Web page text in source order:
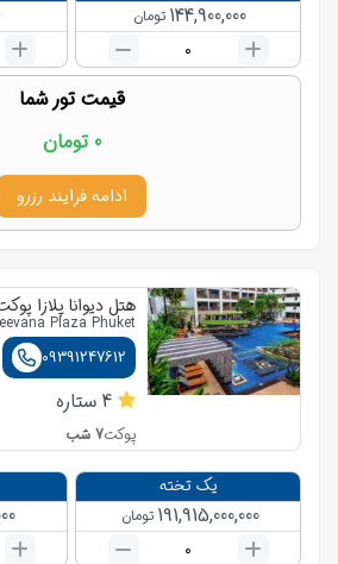
144,900,000 تومان
0
قیمت تور شما
0 تومان
ادامه فرایند رزرو
هتل دیوانا پلازا
Plaza Phuket
09391247612
4 ستاره
پوکت7 شب
یک تخته
191,915,000,000 تومان
0